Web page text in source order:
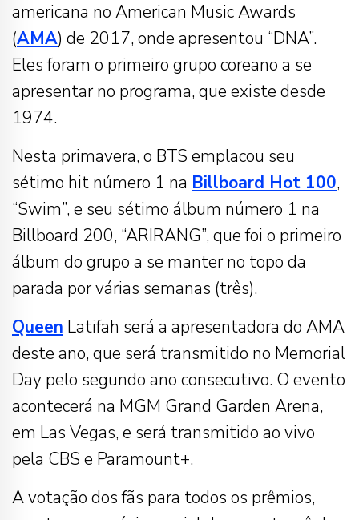
americana no American Music Awards
(AMA) de 2017, onde apresentou “DNA”.
Eles foram o primeiro grupo coreano a se
apresentar no programa, que existe desde
1974.
Nesta primavera, o BTS emplacou seu
sétimo hit número 1 na Billboard Hot 100,
“Swim”, e seu sétimo álbum número 1 na
Billboard 200, “ARIRANG”, que foi o primeiro
álbum do grupo a se manter no topo da
parada por várias semanas (três).
Queen Latifah será a apresentadora do AMA
deste ano, que será transmitido no Memorial
Day pelo segundo ano consecutivo. O evento
acontecerá na MGM Grand Garden Arena,
em Las Vegas, e será transmitido ao vivo
pela CBS e Paramount+.
A votação dos fãs para todos os prêmios,